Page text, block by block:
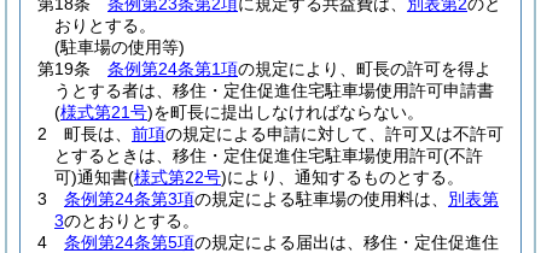
おりとする。
(駐車場の使用等)
第19条
条例第24条第1項の規定により、町長の許可を得よ
うとする者は、移住・定住促進住宅駐車場使用許可申請書
(様式第21号)を町長に提出しなければならない。
2
町長は、 前項の規定による申請に対して、許可又は不許可
とするときは、移住・定住促進住宅駐車場使用許可(不許
可)通知書(様式第22号)により、通知するものとする。
3
条例第24条第3項の規定による駐車場の使用料は、 別表第
3のとおりとする。
4
条例第24条第5項の規定による届出は、移住・定住促進住